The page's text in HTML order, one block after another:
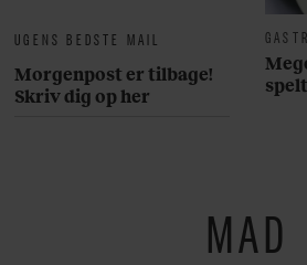
UGENS BEDSTE MAIL
Morgenpost er tilbage!
Skriv dig op her
MAD